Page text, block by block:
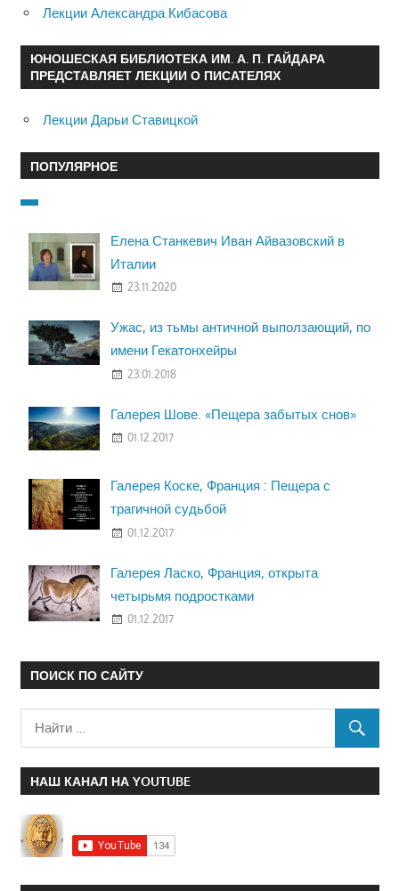
Лекции Александра Кибасова
ЮНОШЕСКАЯ БИБЛИОТЕКА ИМ. А. П. ГАЙДАРА
ПРЕДСТАВЛЯЕТ ЛЕКЦИИ О ПИСАТЕЛЯХ
Лекции Дарьи Ставицкой
ПОПУЛЯРНОЕ
Елена Станкевич Иван Айвазовский в
Италии
23.11.2020
Ужас, из тьмы античной выползающий, по
имени Гекатонхейры
23.01.2018
Галерея Шове. «Пещера забытых снов»
01.12.2017
Галерея Коске, Франция : Пещера с
трагичной судьбой
01.12.2017
Галерея Ласко, Франция, открыта
четырьмя подростками
01.12.2017
ПОИСК ПО САЙТУ
НАШ КАНАЛ НА YOUTUBE